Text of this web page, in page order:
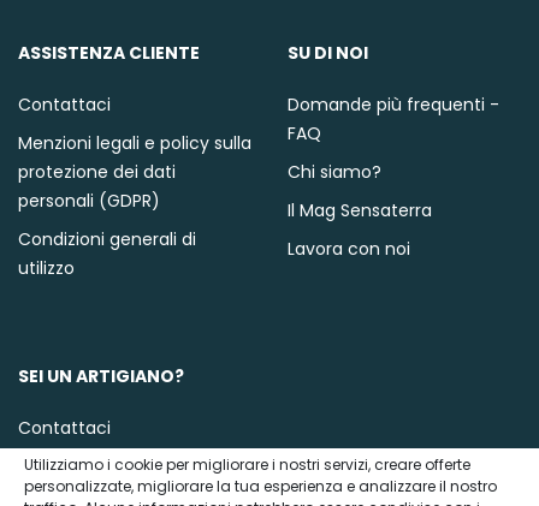
ASSISTENZA CLIENTE
Contattaci
Menzioni legali e policy sulla
protezione dei dati
personali (GDPR)
Condizioni generali di
utilizzo
SU DI NOI
Domande più frequenti -
FAQ
Chi siamo?
Il Mag Sensaterra
Lavora con noi
SEI UN ARTIGIANO?
Contattaci
Utilizziamo i cookie per migliorare i nostri servizi, creare offerte
personalizzate, migliorare la tua esperienza e analizzare il nostro